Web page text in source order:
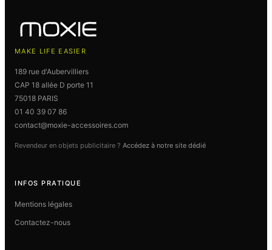
MAKE LIFE EASIER
189 rue d'Aubervilliers
CAP 18 allée D porte 11
75018 PARIS
01 40 39 07 86
contact@moxie-accessoires.com
Revendeur en objets publicitaire ? Accédez à notre site dédié
INFOS PRATIQUE
Mentions légales
Contactez-nous